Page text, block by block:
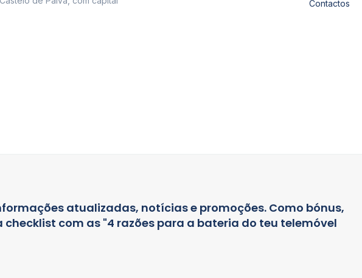
Contactos
atualizadas, notícias e promoções. Como bónus,
com as "4 razões para a bateria do teu telemóvel